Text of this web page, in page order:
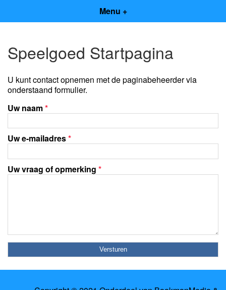
Menu +
Speelgoed Startpagina
U kunt contact opnemen met de paginabeheerder via
onderstaand formulier.
Uw naam*
Uw e-mailadres*
Uw vraag of opmerking *